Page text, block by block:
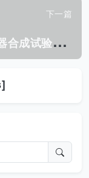
下一篇
N
B/T 42099-2016 高压交流断路器合成试验导则.pdf